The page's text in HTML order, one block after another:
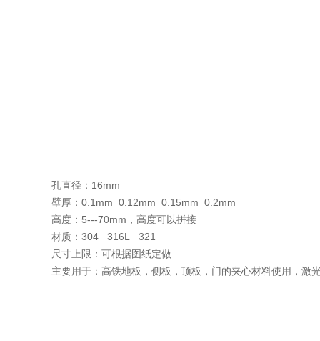
孔直径：16mm
壁厚：0.1mm 0.12mm 0.15mm 0.2mm
高度：5---70mm，高度可以拼接
材质：304 316L 321
尺寸上限：可根据图纸定做
主要用于：高铁地板，侧板，顶板，门的夹心材料使用，激